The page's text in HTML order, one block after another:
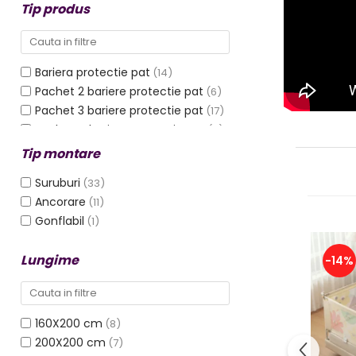
Protectii utile
Poarta siguranta copii
Deflectoare pentru aer
conditionat
Protectii exterior
bebelusi
ski
Accesorii auto copii
Haine plaja / inot
Ochelari de soare
Palarii protectie UV
Accesorii plaja
Tip produs
Bariera protectie pat (14)
Pachet 2 bariere protectie pat (6)
Pachet 3 bariere protectie pat (17)
Pachet 4 bariere protectie pat (5)
Accesorii (6)
Tip montare
Suruburi (33)
Ancorare (11)
Gonflabil (1)
Lungime
160X200 cm (8)
200X200 cm (7)
-14%